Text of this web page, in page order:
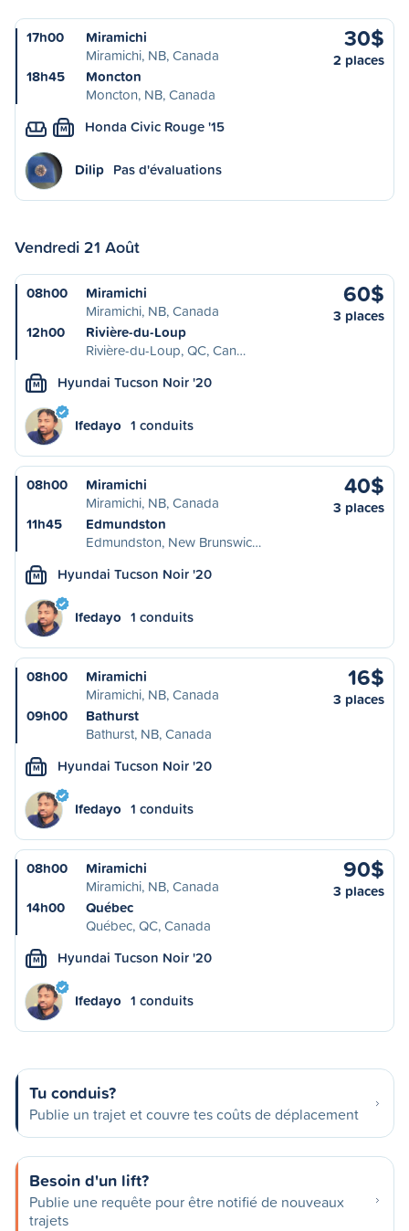
17h00
Miramichi
Miramichi, NB, Canada
18h45
Moncton
Moncton, NB, Canada
30$
2 places
M Honda Civic Rouge '15
Dilip Pas d'évaluations
Vendredi 21 Août
08h00
Miramichi
Miramichi, NB, Canada
12h00
Rivière-du-Loup
Rivière-du-Loup, QC, Can…
60$
3 places
M Hyundai Tucson Noir '20
Ifedayo 1 conduits
08h00
Miramichi
Miramichi, NB, Canada
11h45
Edmundston
Edmundston, New Brunswic…
40$
3 places
M Hyundai Tucson Noir '20
Ifedayo 1 conduits
08h00
Miramichi
Miramichi, NB, Canada
09h00
Bathurst
Bathurst, NB, Canada
16$
3 places
M Hyundai Tucson Noir '20
Ifedayo 1 conduits
08h00
Miramichi
Miramichi, NB, Canada
14h00
Québec
Québec, QC, Canada
90$
3 places
M Hyundai Tucson Noir '20
Ifedayo 1 conduits
Tu conduis?
Publie un trajet et couvre tes coûts de déplacement
Besoin d'un lift?
Publie une requête pour être notifié de nouveaux
trajets